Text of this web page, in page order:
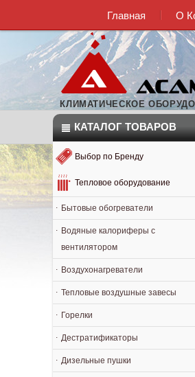
Главная О
КЛИМАТИЧЕСКОЕ
КАТАЛОГ ТОВАРОВ
Выбор по Бренду
Тепловое оборудование
Бытовые обогреватели
Водяные калориферы с
вентилятором
Воздухонагреватели
Тепловые воздушные завесы
Горелки
Дестратификаторы
Дизельные пушки